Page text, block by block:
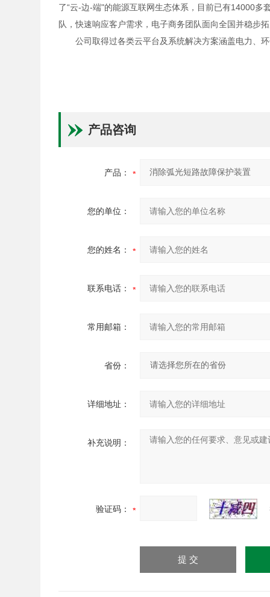
了“云-边-端"的能源互联网生态体系，目前已有14000
队，快速响应客户需求，电子商务团队面向全国并稳步
公司取得过各类云平台及系统解决方案涵盖电力、
产品咨询
产品：
您的单位：
您的姓名：
联系电话：
常用邮箱：
省份：
详细地址：
补充说明：
验证码：